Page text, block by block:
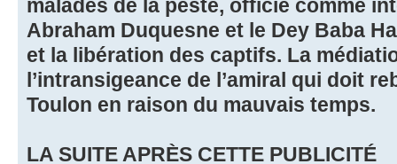
malades de la peste, officie comme
Abraham Duquesne et le Dey Baba
et la libération des captifs. La
l’intransigeance de l’amiral qui doit
Toulon en raison du mauvais temps.
LA SUITE APRÈS CETTE PUBLICITÉ